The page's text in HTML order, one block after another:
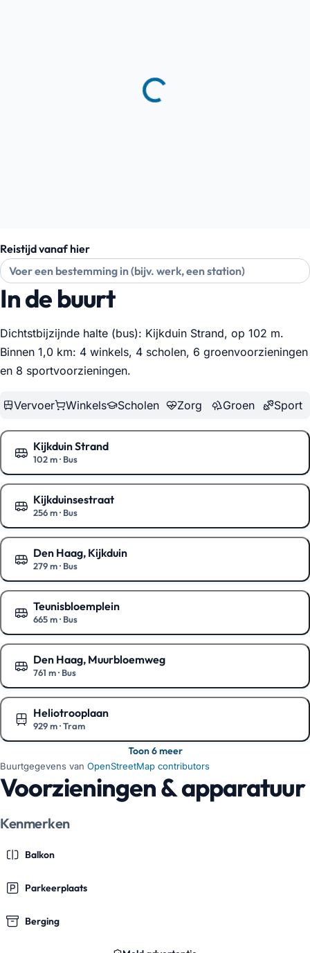
Reistijd vanaf hier
In de buurt
Dichtstbijzijnde halte (bus): Kijkduin Strand, op 102 m.
Binnen 1,0 km: 4 winkels, 4 scholen, 6 groenvoorzieningen
en 8 sportvoorzieningen.
Vervoer Winkels Scholen Zorg Groen Sport
Kijkduin Strand
102 m· Bus
Toon op de kaart
Kijkduinsestraat
256 m· Bus
Toon op de kaart
Den Haag, Kijkduin
279 m· Bus
Toon op de kaart
Teunisbloemplein
665 m· Bus
Toon op de kaart
Den Haag, Muurbloemweg
761 m· Bus
Toon op de kaart
Heliotrooplaan
929 m·Tram
Toon op de kaart
Toon 6 meer
Buurtgegevens van OpenStreetMap contributors
Voorzieningen & apparatuur
Kenmerken
Balkon
Parkeerplaats
Berging